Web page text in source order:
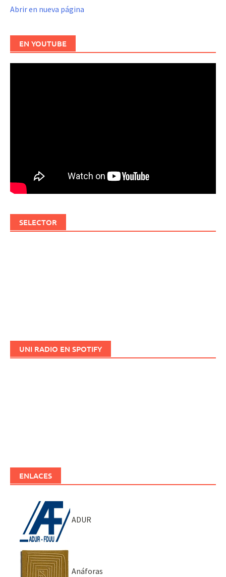
Abrir en nueva página
EN YOUTUBE
SELECTOR
UNI RADIO EN SPOTIFY
ENLACES
ADUR
Anáforas